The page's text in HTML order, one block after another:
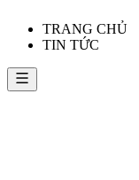
TRANG CHỦ
TIN TỨC